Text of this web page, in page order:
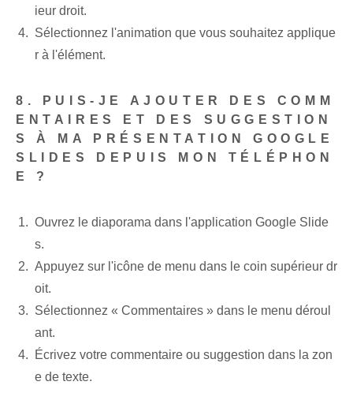
ieur droit.
Sélectionnez l'animation que vous souhaitez applique
r à l'élément.
8. PUIS-JE AJOUTER DES COMM
ENTAIRES ET DES SUGGESTION
S À MA PRÉSENTATION GOOGLE
SLIDES DEPUIS MON TÉLÉPHON
E ?
Ouvrez le diaporama dans l'application Google Slide
s.
Appuyez sur l'icône de menu dans le coin supérieur dr
oit.
Sélectionnez⁣ « Commentaires » dans le menu déroul
ant.
Écrivez votre commentaire ou suggestion dans la zon
e de texte.